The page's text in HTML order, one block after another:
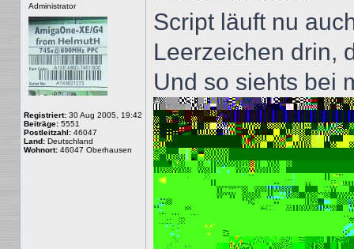
Administrator
Registriert: 30 Aug 2005, 19:42
Beiträge: 5551
Postleitzahl: 46047
Land: Deutschland
Wohnort: 46047 Oberhausen
Script läuft nu
Leerzeichen drin,
Und so siehts bei